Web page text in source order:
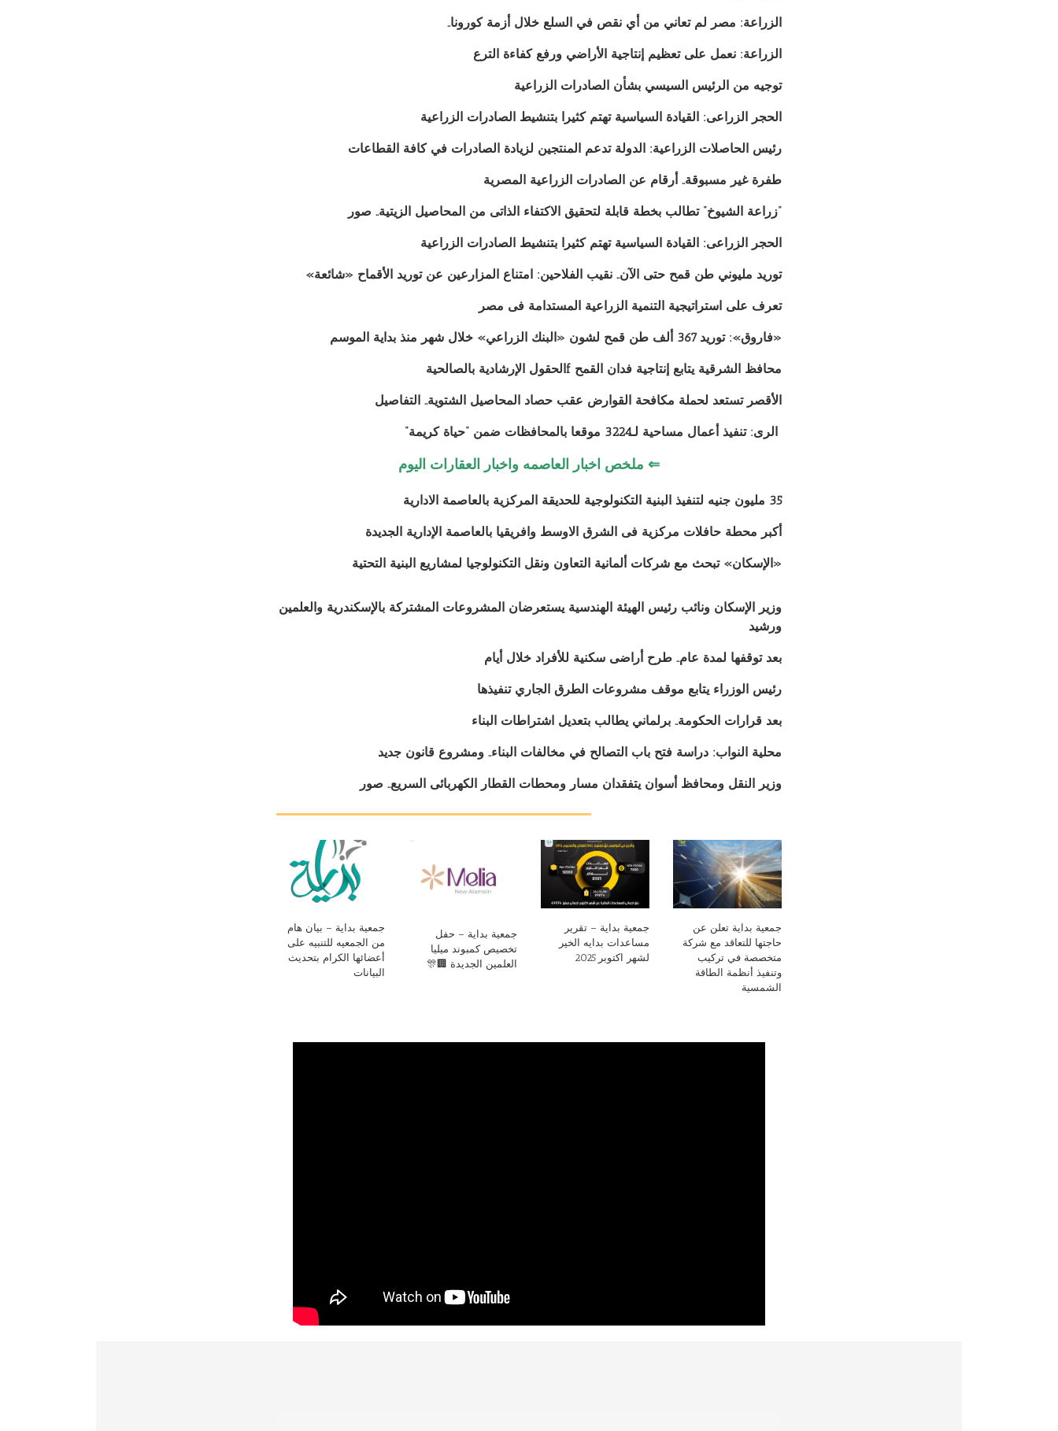
الزراعة: مصر لم تعاني من أي نقص في السلع خلال أزمة كورونا..
الزراعة: نعمل على تعظيم إنتاجية الأراضي ورفع كفاءة الترع
توجيه من الرئيس السيسي بشأن الصادرات الزراعية
الحجر الزراعى: القيادة السياسية تهتم كثيرا بتنشيط الصادرات الزراعية
رئيس الحاصلات الزراعية: الدولة تدعم المنتجين لزيادة الصادرات في كافة القطاعات
طفرة غير مسبوقة.. أرقام عن الصادرات الزراعية المصرية
“زراعة الشيوخ” تطالب بخطة قابلة لتحقيق الاكتفاء الذاتى من المحاصيل الزيتية.. صور
الحجر الزراعى: القيادة السياسية تهتم كثيرا بتنشيط الصادرات الزراعية
توريد مليوني طن قمح حتى الآن.. نقيب الفلاحين: امتناع المزارعين عن توريد الأقماح «شائعة»
تعرف على استراتيجية التنمية الزراعية المستدامة فى مصر
«فاروق»: توريد 367 ألف طن قمح لشون «البنك الزراعي» خلال شهر منذ بداية الموسم
محافظ الشرقية يتابع إنتاجية فدان القمح fالحقول الإرشادية بالصالحية
الأقصر تستعد لحملة مكافحة القوارض عقب حصاد المحاصيل الشتوية.. التفاصيل
‫ الرى: تنفيذ أعمال مساحية لـ3224 موقعا بالمحافظات ضمن “حياة كريمة”
⇐ ملخص اخبار العاصمه واخبار العقارات اليوم
35 مليون جنيه لتنفيذ البنية التكنولوجية للحديقة المركزية بالعاصمة الادارية
أكبر محطة حافلات مركزية فى الشرق الاوسط وافريقيا بالعاصمة الإدارية الجديدة
«الإسكان» تبحث مع شركات ألمانية التعاون ونقل التكنولوجيا لمشاريع البنية التحتية
وزير الإسكان ونائب رئيس الهيئة الهندسية يستعرضان المشروعات المشتركة بالإسكندرية والعلمين
ورشيد
بعد توقفها لمدة عام.. طرح أراضى سكنية للأفراد خلال أيام
رئيس الوزراء يتابع موقف مشروعات الطرق الجاري تنفيذها
بعد قرارات الحكومة.. برلماني يطالب بتعديل اشتراطات البناء
محلية النواب: دراسة فتح باب التصالح في مخالفات البناء.. ومشروع قانون جديد
وزير النقل ومحافظ أسوان يتفقدان مسار ومحطات القطار الكهربائى السريع.. صور
جمعية بداية تعلن عن
حاجتها للتعاقد مع شركة
متخصصة في تركيب
وتنفيذ أنظمة الطاقة
الشمسية
جمعية بداية – تقرير
مساعدات بدايه الخير
لشهر اكتوبر 2025
جمعية بداية – حفل
تخصيص كمبوند ميليا
العلمين الجديدة 🏢🎊
جمعية بداية – بيان هام
من الجمعيه للتنبيه على
أعضائها الكرام بتحديث
البيانات